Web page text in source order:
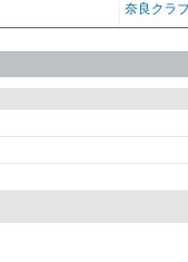
奈良クラ